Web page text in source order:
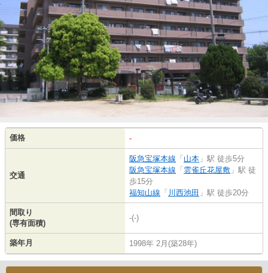
価格 -
交通
阪急宝塚本線 「 山本 」駅 徒歩5分
阪急宝塚本線 「 雲雀丘花屋敷 」駅 徒
歩15分
福知山線 「 川西池田 」駅 徒歩20分
間取り
(専有面積)
-(-)
築年月 1998年 2月(築28年)